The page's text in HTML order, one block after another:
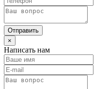
Отправить
×
Написать нам